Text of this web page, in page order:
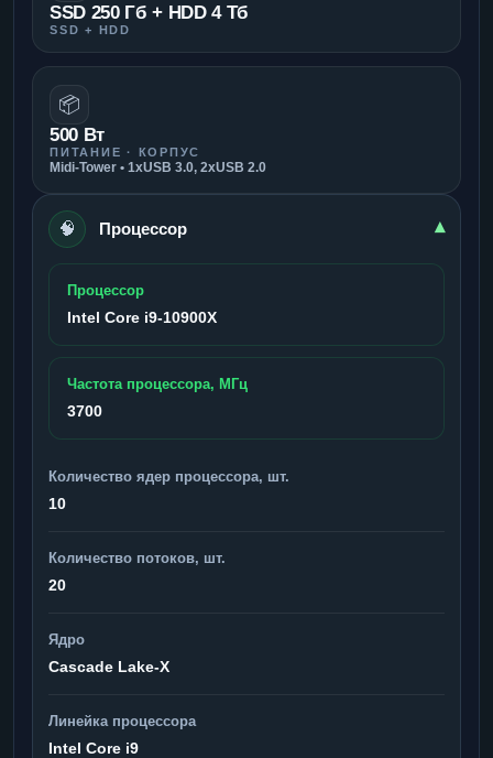
SSD 250 Гб + HDD 4 Тб
SSD + HDD
📦
500 Вт
ПИТАНИЕ · КОРПУС
Midi-Tower • 1xUSB 3.0, 2xUSB 2.0
🧠 Процессор ▾
Процессор
Intel Core i9-10900X
Частота процессора, МГц
3700
Количество ядер процессора, шт.
10
Количество потоков, шт.
20
Ядро
Cascade Lake-X
Линейка процессора
Intel Core i9